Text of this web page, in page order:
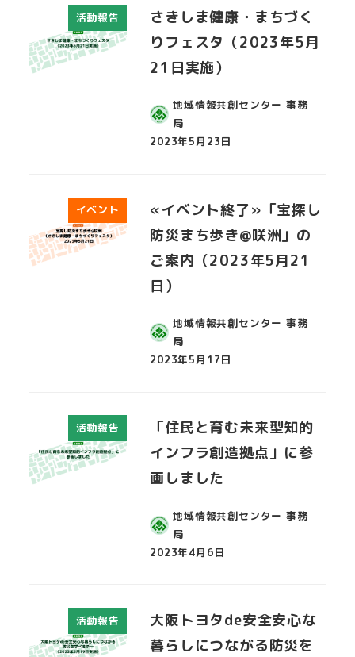
活動報告
さきしま健康・まちづく
りフェスタ（2023年5月
21日実施）
地域情報共創センター 事務
局
投稿日
2023年5月23日
イベント
«イベント終了»「宝探し
防災まち歩き@咲洲」の
ご案内（2023年5月21
日）
地域情報共創センター 事務
局
投稿日
2023年5月17日
活動報告
「住民と育む未来型知的
インフラ創造拠点」に参
画しました
地域情報共創センター 事務
局
投稿日
2023年4月6日
活動報告
大阪トヨタde安全安心な
暮らしにつながる防災を